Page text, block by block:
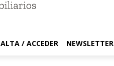
ALTA / ACCEDER NEWSLETTER